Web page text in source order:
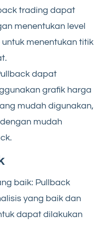
trading dapat
menentukan level
menentukan titik
dapat
grafik harga
mudah digunakan,
mudah
baik: Pullback
yang baik dan
dapat dilakukan